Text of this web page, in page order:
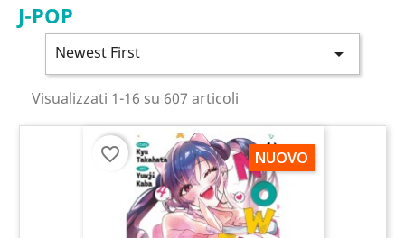
J-POP
Newest First 
Visualizzati 1-16 su 607 articoli
NUOVO
favorite_border